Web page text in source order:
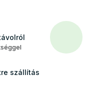
szállítás